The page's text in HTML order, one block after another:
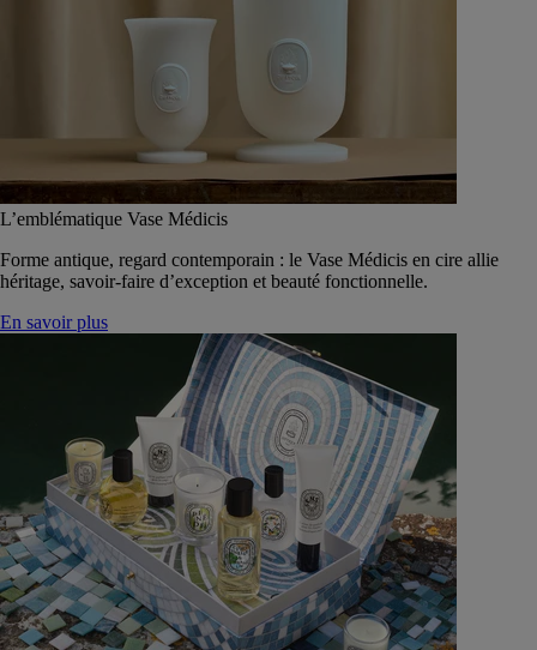
L’emblématique Vase Médicis
Forme antique, regard contemporain : le Vase Médicis en cire allie
héritage, savoir-faire d’exception et beauté fonctionnelle.
En savoir plus